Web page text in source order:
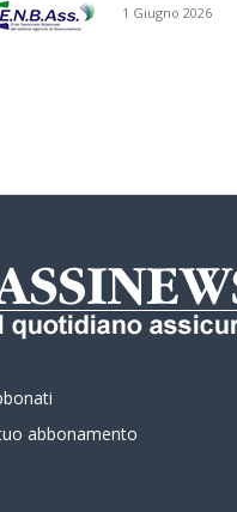
1 Giugno 2026
abbonamento